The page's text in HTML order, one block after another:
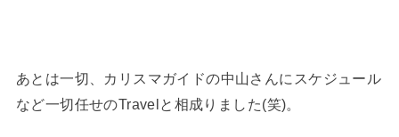
あとは一切、カリスマガイドの中山さんにスケジュール
など一切任せのTravelと相成りました(笑)。